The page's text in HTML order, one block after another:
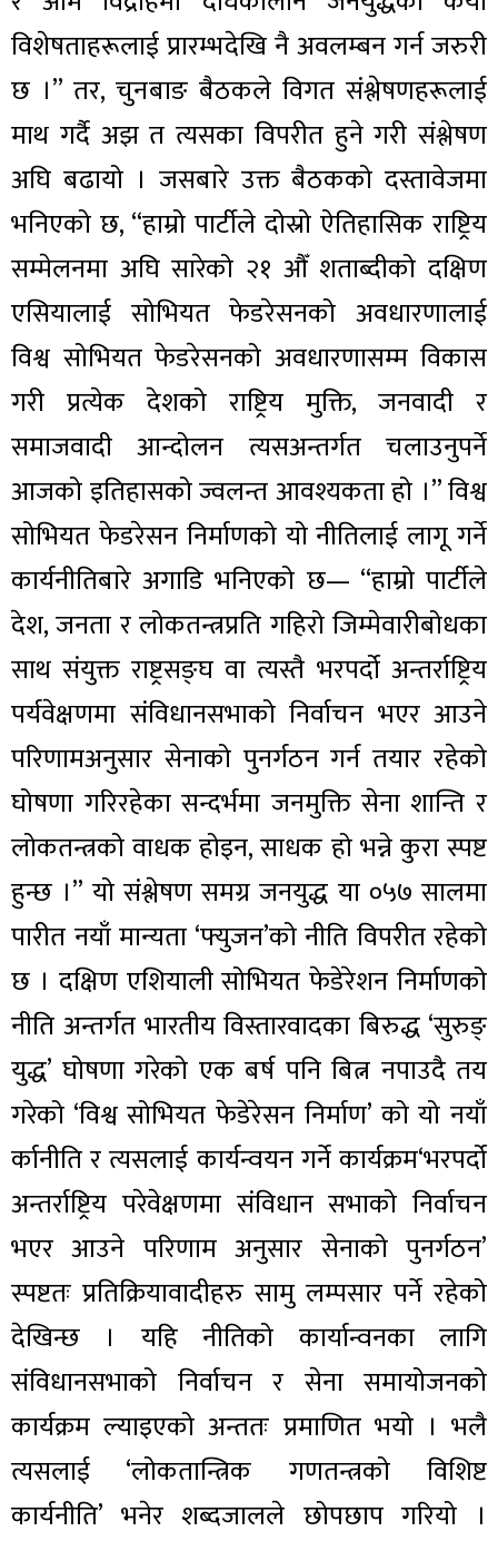
विशेषताहरूलाई प्रारम्भदेखि नै अवलम्बन गर्न जरुरी
छ ।” तर, चुनबाङ बैठकले विगत संश्लेषणहरूलाई
माथ गर्दै अझ त त्यसका विपरीत हुने गरी संश्लेषण
अघि बढायो । जसबारे उक्त बैठकको दस्तावेजमा
भनिएको छ, “हाम्रो पार्टीले दोस्रो ऐतिहासिक राष्ट्रिय
सम्मेलनमा अघि सारेको २१ औँ शताब्दीको दक्षिण
एसियालाई सोभियत फेडरेसनको अवधारणालाई
विश्व सोभियत फेडरेसनको अवधारणासम्म विकास
गरी प्रत्येक देशको राष्ट्रिय मुक्ति, जनवादी र
समाजवादी आन्दोलन त्यसअन्तर्गत चलाउनुपर्ने
आजको इतिहासको ज्वलन्त आवश्यकता हो ।” विश्व
सोभियत फेडरेसन निर्माणको यो नीतिलाई लागू गर्ने
कार्यनीतिबारे अगाडि भनिएको छ— “हाम्रो पार्टीले
देश, जनता र लोकतन्त्रप्रति गहिरो जिम्मेवारीबोधका
साथ संयुक्त राष्ट्रसङ्घ वा त्यस्तै भरपर्दो अन्तर्राष्ट्रिय
पर्यवेक्षणमा संविधानसभाको निर्वाचन भएर आउने
परिणामअनुसार सेनाको पुनर्गठन गर्न तयार रहेको
घोषणा गरिरहेका सन्दर्भमा जनमुक्ति सेना शान्ति र
लोकतन्त्रको वाधक होइन, साधक हो भन्ने कुरा स्पष्ट
हुन्छ ।” यो संश्लेषण समग्र जनयुद्ध या ०५७ सालमा
पारीत नयाँ मान्यता ‘फ्युजन’को नीति विपरीत रहेको
छ । दक्षिण एशियाली सोभियत फेडेरेशन निर्माणको
नीति अन्तर्गत भारतीय विस्तारवादका बिरुद्ध ‘सुरुङ्
युद्ध’ घोषणा गरेको एक बर्ष पनि बित्न नपाउदै तय
गरेको ‘विश्व सोभियत फेडेरेसन निर्माण’ को यो नयाँ
र्कानीति र त्यसलाई कार्यन्वयन गर्ने कार्यक्रम‘भरपर्दो
अन्तर्राष्ट्रिय परेवेक्षणमा संविधान सभाको निर्वाचन
भएर आउने परिणाम अनुसार सेनाको पुनर्गठन’
स्पष्टतः प्रतिक्रियावादीहरु सामु लम्पसार पर्ने रहेको
देखिन्छ । यहि नीतिको कार्यान्वनका लागि
संविधानसभाको निर्वाचन र सेना समायोजनको
कार्यक्रम ल्याइएको अन्ततः प्रमाणित भयो । भलै
त्यसलाई ‘लोकतान्त्रिक गणतन्त्रको विशिष्ट
कार्यनीति’ भनेर शब्दजालले छोपछाप गरियो ।